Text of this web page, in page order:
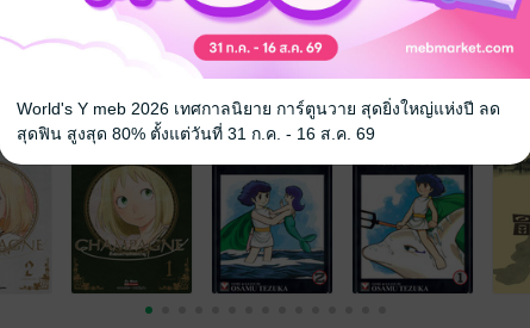
World's Y meb 2026 เทศกาลนิยาย การ์ตูนวาย สุดยิ่งใหญ่แห่งปี ลด
สุดฟิน สูงสุด 80% ตั้งแต่วันที่ 31 ก.ค. - 16 ส.ค. 69